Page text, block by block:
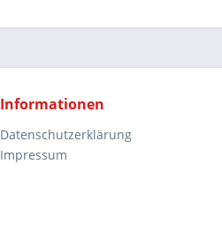
Informationen
Datenschutzerklärung
Impressum